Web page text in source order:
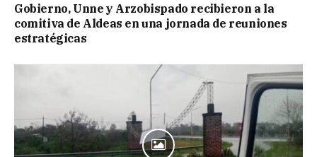
Gobierno, Unne y Arzobispado recibieron a la
comitiva de Aldeas en una jornada de reuniones
estratégicas